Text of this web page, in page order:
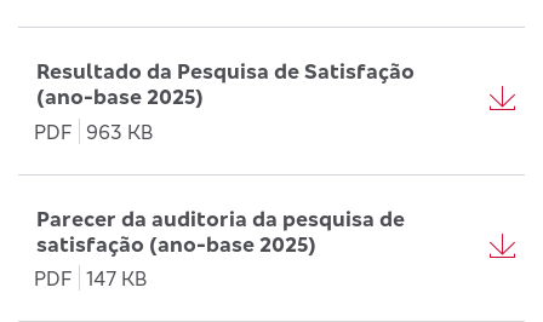
Resultado da Pesquisa de Satisfação
(ano-base 2025)
PDF
963 KB
Parecer da auditoria da pesquisa de
satisfação (ano-base 2025)
PDF 147 KB